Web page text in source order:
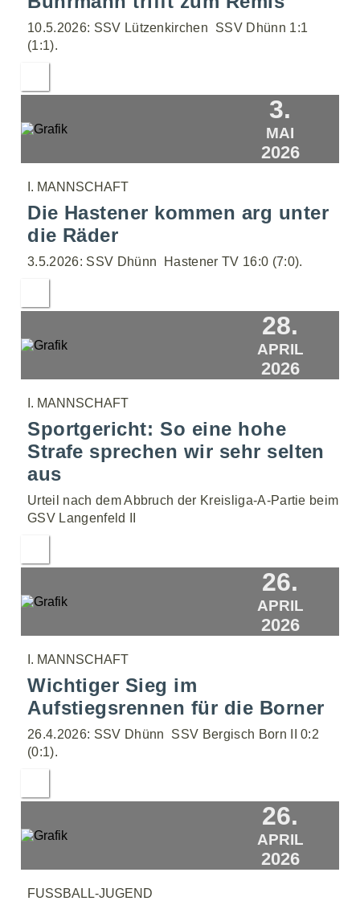
10.5.2026: SSV Lützenkirchen  SSV Dhünn 1:1
(1:1).
3.
MAI
2026
I. MANNSCHAFT
Die Hastener kommen arg unter
die Räder
3.5.2026: SSV Dhünn  Hastener TV 16:0 (7:0).
28.
APRIL
2026
I. MANNSCHAFT
Sportgericht: So eine hohe
Strafe sprechen wir sehr selten
aus
Urteil nach dem Abbruch der Kreisliga-A-Partie beim
GSV Langenfeld II
26.
APRIL
2026
I. MANNSCHAFT
Wichtiger Sieg im
Aufstiegsrennen für die Borner
26.4.2026: SSV Dhünn  SSV Bergisch Born II 0:2
(0:1).
26.
APRIL
2026
FUSSBALL-JUGEND